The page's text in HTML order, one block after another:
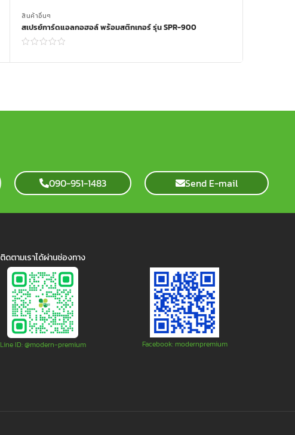
สินค้าอื่นๆ
สเปรย์การ์ดแอลกอฮอล์ พร้อมสติกเกอร์​ รุ่น SPR-900
Read more
090-951-1483 Send E-mail
ติดตามเราได้ผ่านช่องทาง
Line ID: @modern-premium Facebook: modernpremium